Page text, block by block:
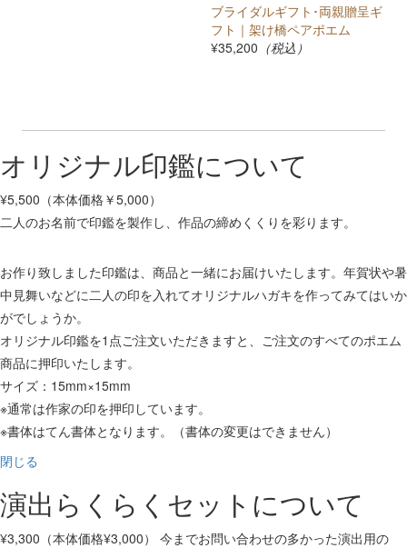
ブライダルギフト･両親贈呈ギ
フト｜架け橋ペアポエム
¥35,200 （税込）
オリジナル印鑑について
¥5,500（本体価格￥5,000）
二人のお名前で印鑑を製作し、作品の締めくくりを彩ります。
お作り致しました印鑑は、商品と一緒にお届けいたします。年賀状や暑
中見舞いなどに二人の印を入れてオリジナルハガキを作ってみてはいか
がでしょうか。
オリジナル印鑑を1点ご注文いただきますと、ご注文のすべてのポエム
商品に押印いたします。
サイズ：15mm×15mm
※通常は作家の印を押印しています。
※書体はてん書体となります。（書体の変更はできません）
閉じる
演出らくらくセットについて
¥3,300（本体価格¥3,000） 今までお問い合わせの多かった演出用の